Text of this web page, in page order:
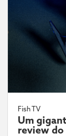
Fish TV
Um
review